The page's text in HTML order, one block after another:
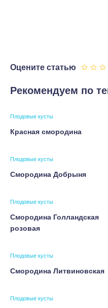
Оцените статью
Рекомендуем по
Плодовые кусты
Красная смородина
Плодовые кусты
Смородина Добрыня
Плодовые кусты
Смородина Голландская
розовая
Плодовые кусты
Смородина Литвиновская
Плодовые кусты